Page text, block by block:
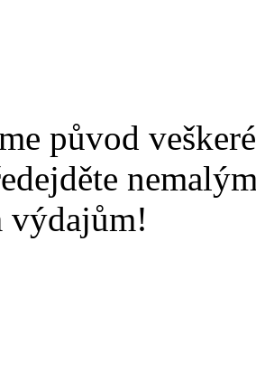
původ
výdajům!